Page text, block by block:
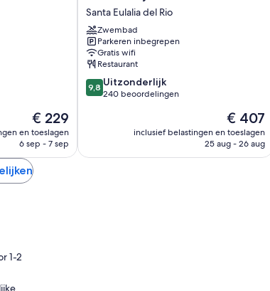
zenders en dvd-spelers
De
prijs
is
€ 229
en toeslagen
6 sep - 7 sep
Estaques
-
Adults
Only
Santa
Eulalia
del
Santa Eulalia del Rio
Zwembad
Parkeren inbegrepen
Gratis wifi
Restaurant
9.8
van
9,8 Uitzonderlijk
240 beoordelingen
De
prijs
is
€ 407
inclusief belastingen en toeslagen
25 aug - 26 aug
1-2